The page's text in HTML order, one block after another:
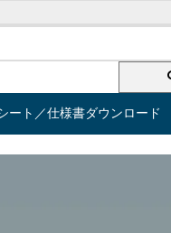
ート／仕様書ダウンロード